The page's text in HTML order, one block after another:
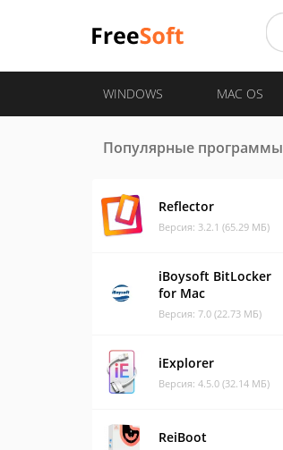
WINDOWS MAC OS
Популярные программы
Reflector
Версия: 3.2.1 (65.29 МБ)
iBoysoft BitLocker
for Mac
Версия: 7.0 (22.73 МБ)
iExplorer
Версия: 4.5.0 (32.14 МБ)
ReiBoot